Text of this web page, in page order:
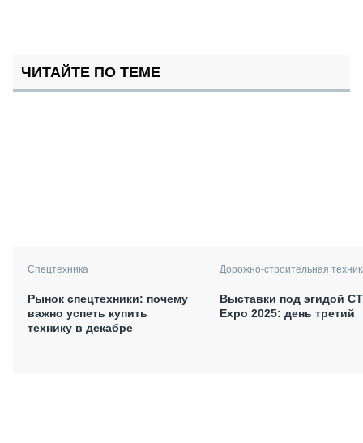
ЧИТАЙТЕ ПО ТЕМЕ
Спецтехника
Рынок спецтехники: почему
важно успеть купить
технику в декабре
Дорожно-строительная
Выставки под эгидой
Expo 2025: день третий